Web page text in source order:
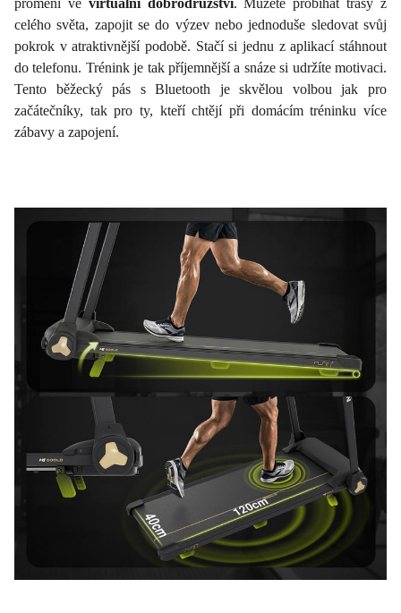
promění ve virtuální dobrodružství. Můžete probíhat trasy z
celého světa, zapojit se do výzev nebo jednoduše sledovat svůj
pokrok v atraktivnější podobě. Stačí si jednu z aplikací stáhnout
do telefonu. Trénink je tak příjemnější a snáze si udržíte motivaci.
Tento běžecký pás s Bluetooth je skvělou volbou jak pro
začátečníky, tak pro ty, kteří chtějí při domácím tréninku více
zábavy a zapojení.